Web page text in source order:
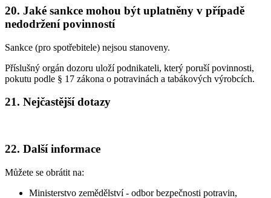
20. Jaké sankce mohou být uplatněny v případě
nedodržení povinností
Sankce (pro spotřebitele) nejsou stanoveny.
Příslušný orgán dozoru uloží podnikateli, který poruší povinnosti,
pokutu podle § 17 zákona o potravinách a tabákových výrobcích.
21. Nejčastější dotazy
22. Další informace
Můžete se obrátit na:
Ministerstvo zemědělství - odbor bezpečnosti potravin,